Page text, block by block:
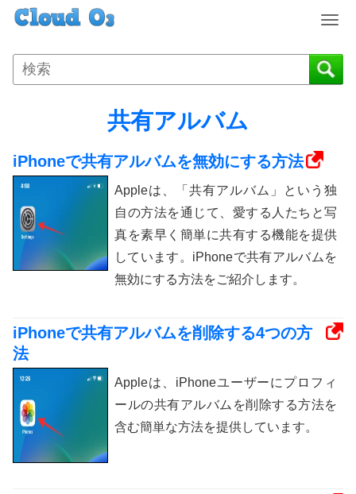
T
g
g
g
a
t
i
o
共有アルバム
iPhoneで共有アルバムを無効にする方法
Appleは、「共有アルバム」という独
自の方法を通じて、愛する人たちと写
真を素早く簡単に共有する機能を提供
しています。iPhoneで共有アルバムを
無効にする方法をご紹介します。
iPhoneで共有アルバムを削除する4つの方
法
Appleは、iPhoneユーザーにプロフィ
ールの共有アルバムを削除する方法を
含む簡単な方法を提供しています。